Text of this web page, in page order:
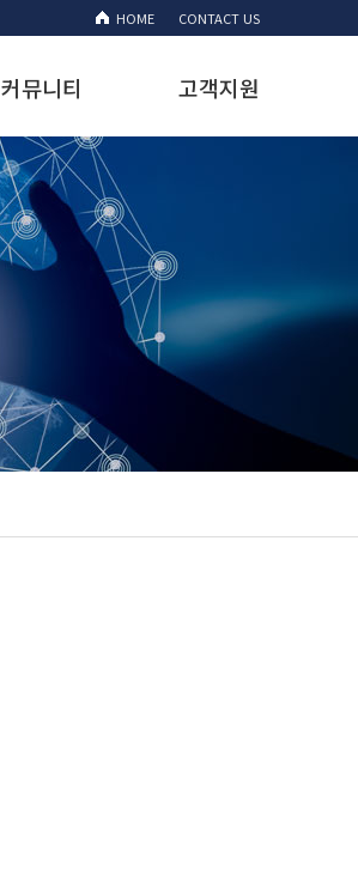
HOME CONTACT US
커뮤니티 고객지원